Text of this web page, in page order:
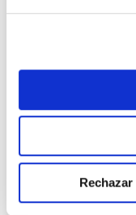
Bota seguridad